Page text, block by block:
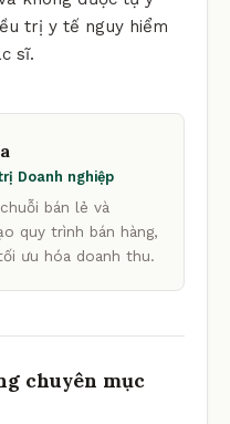
trị y tế nguy hiểm
sĩ.
Doanh nghiệp
bán lẻ và
quy trình bán hàng,
ưu hóa doanh thu.
chuyên mục